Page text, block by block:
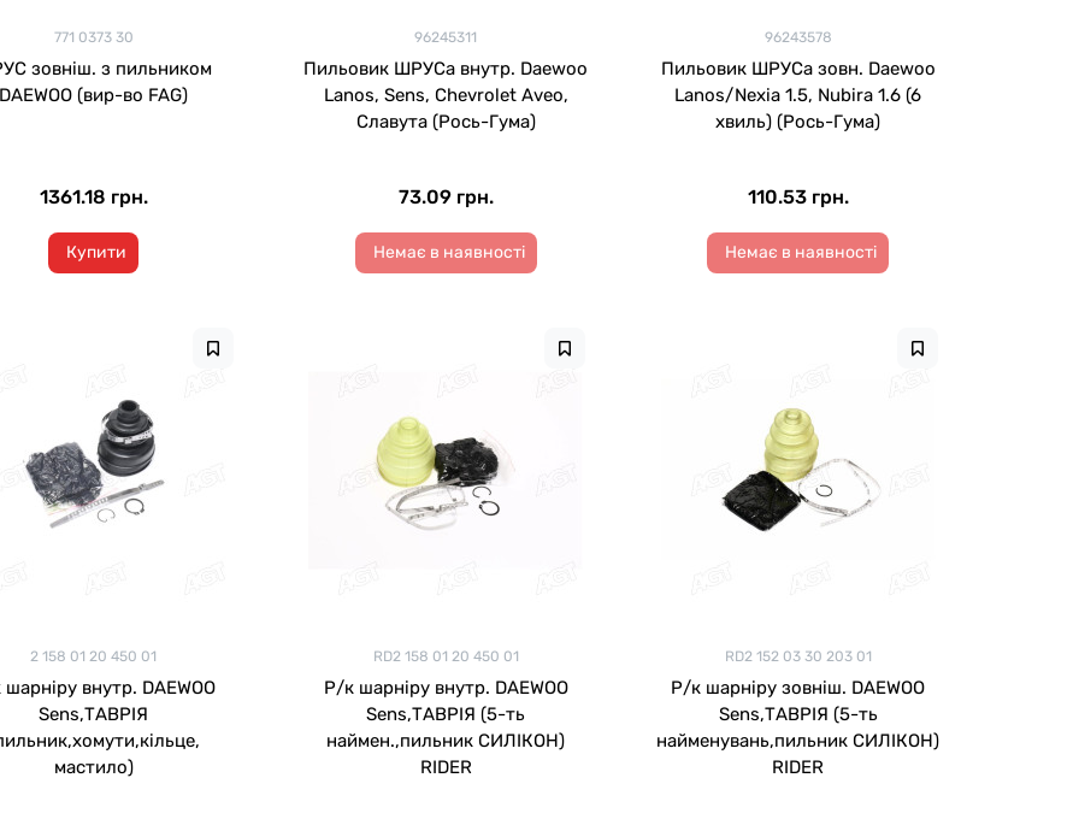
771 0373 30
зовніш. з пильником
DAEWOO (вир-во FAG)
1361.18 грн.
Купити
96245311
Пильовик ШРУСа внутр. Daewoo
Lanos, Sens, Chevrolet Aveo,
Славута (Рось-Гума)
73.09 грн.
Немає в наявності
96243578
Пильовик ШРУСа зовн. Daewoo
Lanos/Nexia 1.5, Nubira 1.6 (6
хвиль) (Рось-Гума)
110.53 грн.
Немає в наявності
2 158 01 20 450 01
внутр. DAEWOO
Sens,ТАВРІЯ
мастило)
RD2 158 01 20 450 01
Р/к шарніру внутр. DAEWOO
Sens,ТАВРІЯ (5-ть
наймен.,пильник СИЛІКОН)
RIDER
RD2 152 03 30 203 01
Р/к шарніру зовніш. DAEWOO
Sens,ТАВРІЯ (5-ть
найменувань,пильник СИЛІКОН)
RIDER